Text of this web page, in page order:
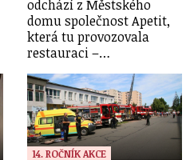
odchází z Městského
domu společnost Apetit,
která tu provozovala
restauraci –…
14. ROČNÍK AKCE